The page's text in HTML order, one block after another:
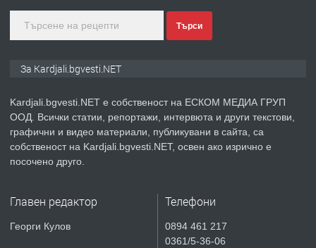
на язовир Студен кладенец 331м2 |
преди 1 година
ПРЕДЛАГА
Курс
Търси
За Kardjali.bgvesti.NET
Kardjali.bgvesti.NET е собственост на ЕСКОМ МЕДИА ГРУП
ООД. Всички статии, репортажи, интервюта и други текстови,
графични и видео материали, публикувани в сайта, са
собственост на Kardjali.bgvesti.NET, освен ако изрично е
посочено друго.
Главен редактор
Георги Кулов
Телефони
0894 461 217
0361/5-36-06